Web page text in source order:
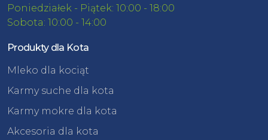
Poniedziałek - Piątek: 10:00 - 18:00
Sobota: 10:00 - 14:00
Produkty dla Kota
Mleko dla kociąt
Karmy suche dla kota
Karmy mokre dla kota
Akcesoria dla kota